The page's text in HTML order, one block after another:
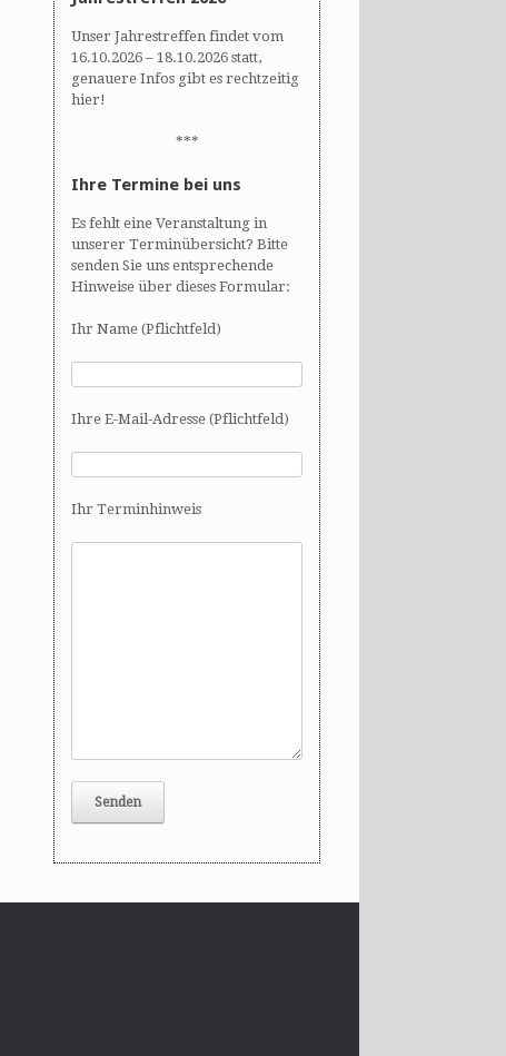
Unser Jahrestreffen findet vom
16.10.2026 – 18.10.2026 statt,
genauere Infos gibt es rechtzeitig
hier!
***
Ihre Termine bei uns
Es fehlt eine Veranstaltung in
unserer Terminübersicht? Bitte
senden Sie uns entsprechende
Hinweise über dieses Formular:
Ihr Name (Pflichtfeld)
Ihre E-Mail-Adresse (Pflichtfeld)
Ihr Terminhinweis